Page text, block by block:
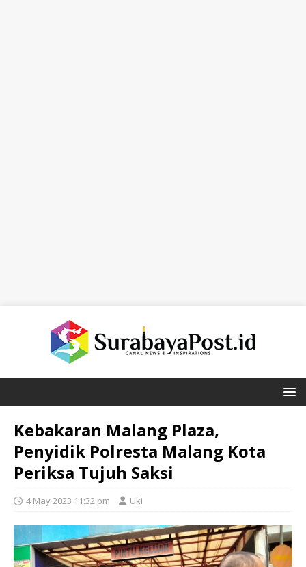
Kebakaran Malang Plaza,
Penyidik Polresta Malang Kota
Periksa Tujuh Saksi
4 May 2023 11:32 pm Uki